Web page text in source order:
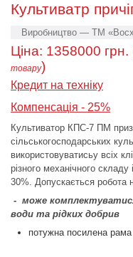
Культиватр
Виробництво — ТМ
Ціна: 1358000
товару)
Кредит на техніку
Компенсація - 25%
Культиватор КПС-7 ПМ
сільськогосподарських
використовуватисьу всіх
різного механічного
30%. Допускається робота
- може
води та рідких добрив
потужна посилена